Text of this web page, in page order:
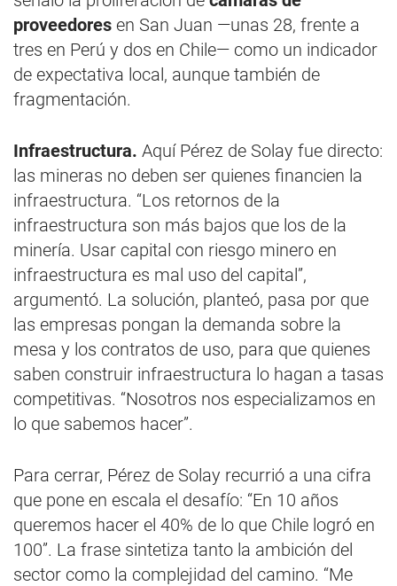
proveedores en San Juan —unas 28, frente a
tres en Perú y dos en Chile— como un indicador
de expectativa local, aunque también de
fragmentación.
Infraestructura. Aquí Pérez de Solay fue directo:
las mineras no deben ser quienes financien la
infraestructura. “Los retornos de la
infraestructura son más bajos que los de la
minería. Usar capital con riesgo minero en
infraestructura es mal uso del capital”,
argumentó. La solución, planteó, pasa por que
las empresas pongan la demanda sobre la
mesa y los contratos de uso, para que quienes
saben construir infraestructura lo hagan a tasas
competitivas. “Nosotros nos especializamos en
lo que sabemos hacer”.
Para cerrar, Pérez de Solay recurrió a una cifra
que pone en escala el desafío: “En 10 años
queremos hacer el 40% de lo que Chile logró en
100”. La frase sintetiza tanto la ambición del
sector como la complejidad del camino. “Me